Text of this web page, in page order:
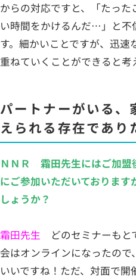
からの対応ですと、「たっ
い時間をかけるんだ…」と不
す。細かいことですが、迅
重ねていくことができると考
パートナーがいる、
えられる存在であり
ＮＮＲ 霜田先生にはご加盟
にご参加いただいておりま
しょうか？
霜田先生 どのセミナーもと
会はオンラインになったの
いいですね！ただ、対面で